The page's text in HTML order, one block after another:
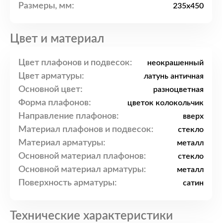
Размеры, мм: 235x450
Цвет и материал
Цвет плафонов и подвесок: неокрашенный
Цвет арматуры: латунь античная
Основной цвет: разноцветная
Форма плафонов: цветок колокольчик
Направление плафонов: вверх
Материал плафонов и подвесок: стекло
Материал арматуры: металл
Основной материал плафонов: стекло
Основной материал арматуры: металл
Поверхность арматуры: сатин
Технические характеристики